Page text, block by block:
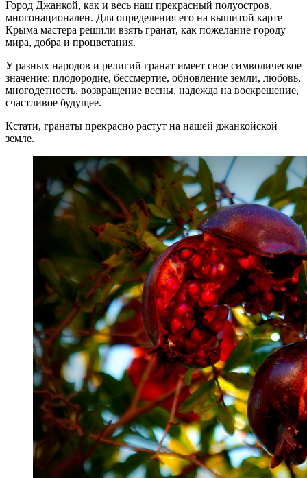
Город Джанкой, как и весь наш прекрасный полуостров,
многонационален. Для определения его на вышитой карте
Крыма мастера решили взять гранат, как пожелание городу
мира, добра и процветания.
У разных народов и религий гранат имеет свое символическое
значение: плодородие, бессмертие, обновление земли, любовь,
многодетность, возвращение весны, надежда на воскрешение,
счастливое будущее.
Кстати, гранаты прекрасно растут на нашей джанкойской
земле.